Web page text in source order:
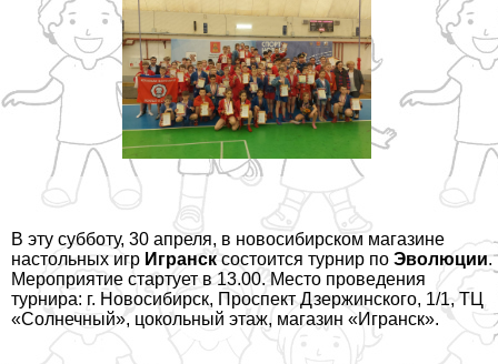
В эту субботу, 30 апреля, в новосибирском магазине
настольных игр Игранск состоится турнир по Эволюции.
Мероприятие стартует в 13.00. Место проведения
турнира: г. Новосибирск, Проспект Дзержинского, 1/1, ТЦ
«Солнечный», цокольный этаж, магазин «Игранск».